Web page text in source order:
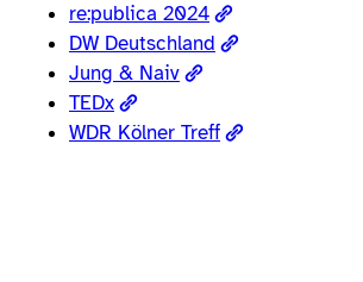
re:publica 2024
DW Deutschland
Jung & Naiv
TEDx
WDR Kölner Treff